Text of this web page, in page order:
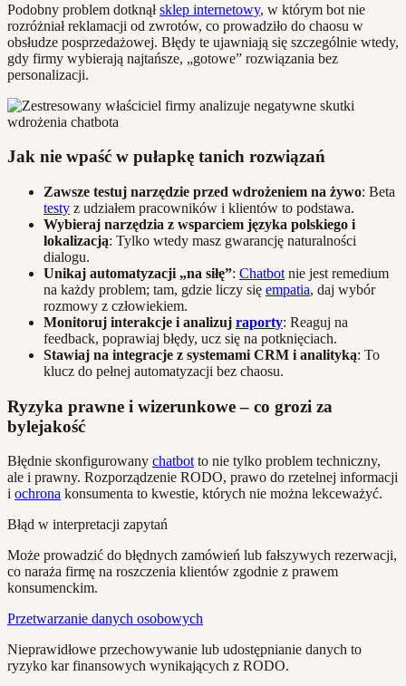
Podobny problem dotknąłsklep internetowy, w którym bot nie
rozróżniał reklamacji od zwrotów, co prowadziło do chaosu w
obsłudze posprzedażowej. Błędy te ujawniają się szczególnie wtedy,
gdy firmy wybierają najtańsze, „gotowe” rozwiązania bez
personalizacji.
Jak nie wpaść w pułapkę tanich rozwiązań
Zawsze testuj narzędzie przed wdrożeniem na żywo: Beta
testy z udziałem pracowników i klientów to podstawa.
Wybieraj narzędzia z wsparciem języka polskiego i
lokalizacją: Tylko wtedy masz gwarancję naturalności
dialogu.
Unikaj automatyzacji „na siłę”: Chatbot nie jest remedium
na każdy problem; tam, gdzie liczy się empatia, daj wybór
rozmowy z człowiekiem.
Monitoruj interakcje i analizuj raporty: Reaguj na
feedback, poprawiaj błędy, ucz się na potknięciach.
Stawiaj na integracje z systemami CRM i analityką: To
klucz do pełnej automatyzacji bez chaosu.
Ryzyka prawne i wizerunkowe – co grozi za
bylejakość
Błędnie skonfigurowany chatbotto nie tylko problem techniczny,
ale i prawny. Rozporządzenie RODO, prawo do rzetelnej informacji
i ochrona konsumenta to kwestie, których nie można lekceważyć.
Błąd w interpretacji zapytań
Może prowadzić do błędnych zamówień lub fałszywych rezerwacji,
co naraża firmę na roszczenia klientów zgodnie z prawem
konsumenckim.
Przetwarzanie danych osobowych
Nieprawidłowe przechowywanie lub udostępnianie danych to
ryzyko kar finansowych wynikających z RODO.